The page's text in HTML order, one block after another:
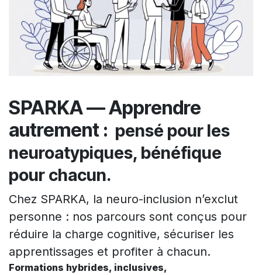
SPARKA — Apprendre
autrement : pensé pour les
neuroatypiques, bénéfique
pour chacun.
​Chez SPARKA, la neuro-inclusion n’exclut
personne : nos parcours sont conçus pour
réduire la charge cognitive, sécuriser les
apprentissages et profiter à chacun.
Formations hybrides, inclusives,